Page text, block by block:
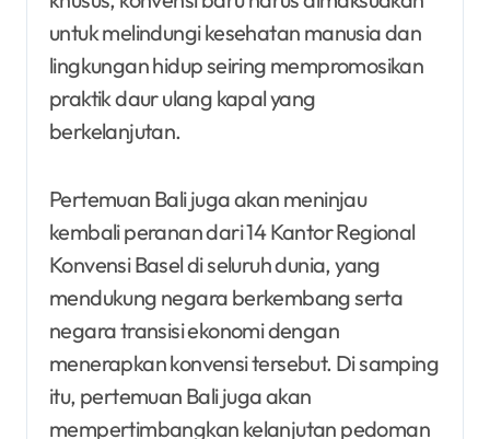
untuk melindungi kesehatan manusia dan
lingkungan hidup seiring mempromosikan
praktik daur ulang kapal yang
berkelanjutan.
Pertemuan Bali juga akan meninjau
kembali peranan dari 14 Kantor Regional
Konvensi Basel di seluruh dunia, yang
mendukung negara berkembang serta
negara transisi ekonomi dengan
menerapkan konvensi tersebut. Di samping
itu, pertemuan Bali juga akan
mempertimbangkan kelanjutan pedoman